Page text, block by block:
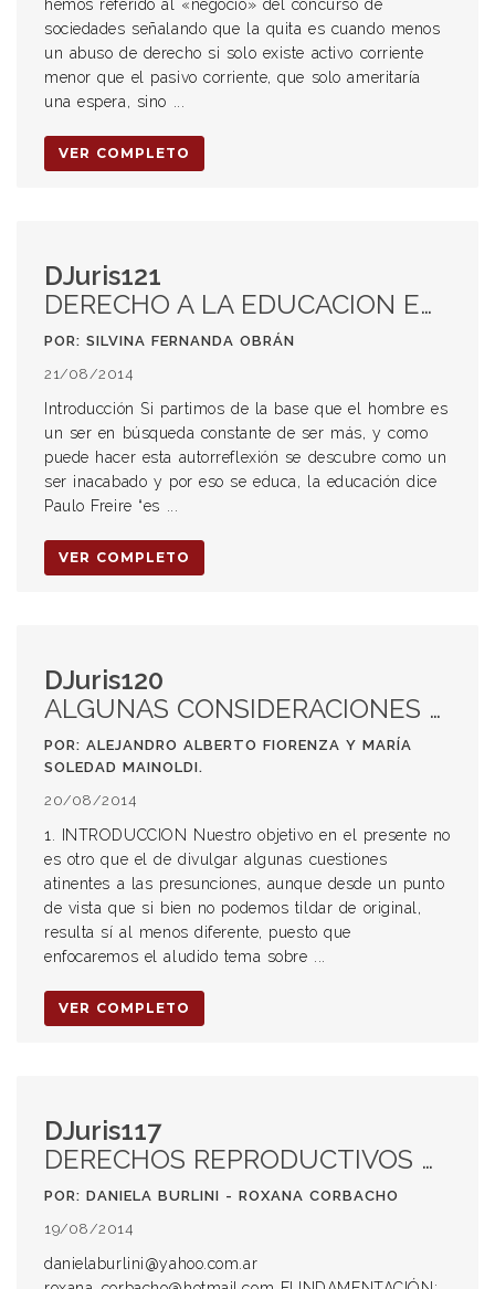
hemos referido al «negocio» del concurso de
sociedades señalando que la quita es cuando menos
un abuso de derecho si solo existe activo corriente
menor que el pasivo corriente, que solo ameritaría
una espera, sino ...
VER COMPLETO
DJuris121
DERECHO A LA EDUCACION EN LA CONSTITUCION NACIONAL
POR: SILVINA FERNANDA OBRÁN
21/08/2014
Introducción Si partimos de la base que el hombre es
un ser en búsqueda constante de ser más, y como
puede hacer esta autorreflexión se descubre como un
ser inacabado y por eso se educa, la educación dice
Paulo Freire “es ...
VER COMPLETO
DJuris120
ALGUNAS CONSIDERACIONES EN TORNO DE LA ESPECIAL PRESUNCION REGULADA EN EL ARTÍCULO 23 DE LA LEY DE CONTRATO DE TRABAJO Y SU INCIDENCIA EN EL PROCEDIMIENTO LABORAL
POR: ALEJANDRO ALBERTO FIORENZA Y MARÍA
SOLEDAD MAINOLDI.
20/08/2014
1. INTRODUCCION Nuestro objetivo en el presente no
es otro que el de divulgar algunas cuestiones
atinentes a las presunciones, aunque desde un punto
de vista que si bien no podemos tildar de original,
resulta sí al menos diferente, puesto que
enfocaremos el aludido tema sobre ...
VER COMPLETO
DJuris117
DERECHOS REPRODUCTIVOS DESDE UNA PERSPECTIVA DE GÉNERO
POR: DANIELA BURLINI - ROXANA CORBACHO
19/08/2014
danielaburlini@yahoo.com.ar